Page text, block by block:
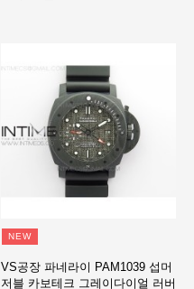
NEW
VS공장 파네라이 PAM1039 섭머
저블 카보테크 그레이다이얼 러버